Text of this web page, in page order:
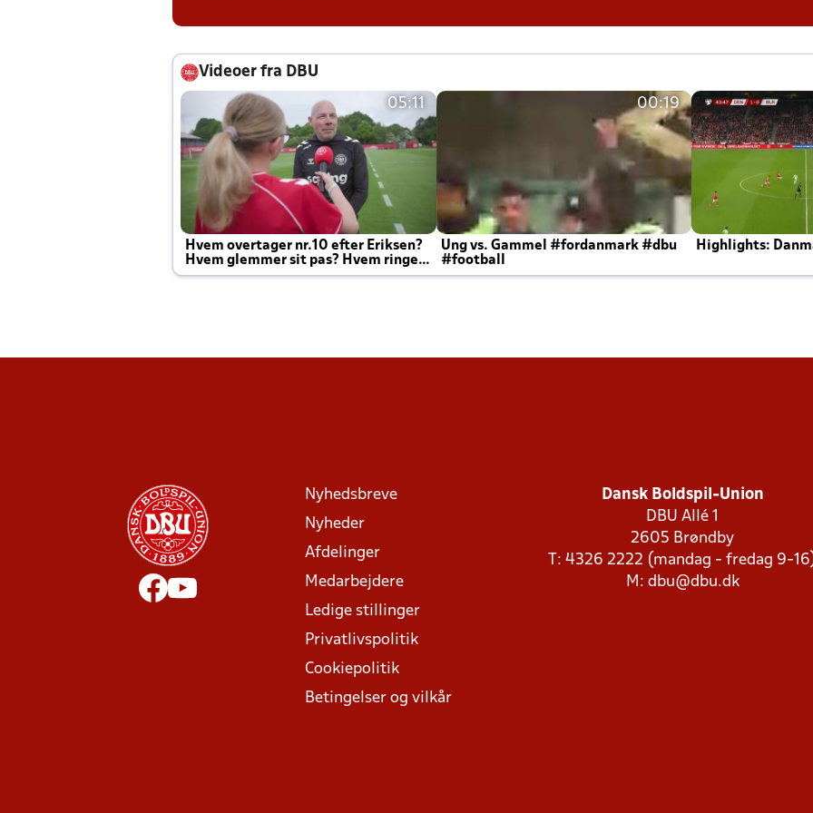
Videoer fra DBU
05:11
Hvem overtager nr.10 efter Eriksen?
Hvem glemmer sit pas? Hvem ringer
Joachim altid til efter kampe?
00:19
Ung vs. Gammel #fordanmark #dbu
#football
Highlights:
Nyhedsbreve
Nyheder
Afdelinger
Medarbejdere
Ledige stillinger
Privatlivspolitik
Cookiepolitik
Betingelser og vilkår
Dansk Boldspil-Union
DBU Allé 1
2605 Brøndby
T: 4326 2222 (mandag - fredag 9-
M: dbu@dbu.dk